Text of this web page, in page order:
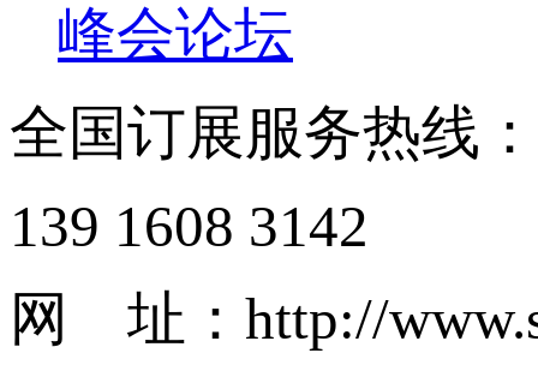
峰会论坛
全国订展服务热线：
139 1608 3142
网 址：http://